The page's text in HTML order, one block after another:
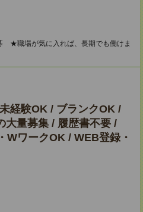
★職場が気に入れば、長期でも働けま
経験OK / ブランクOK /
大量募集 / 履歴書不要 /
WワークOK / WEB登録・